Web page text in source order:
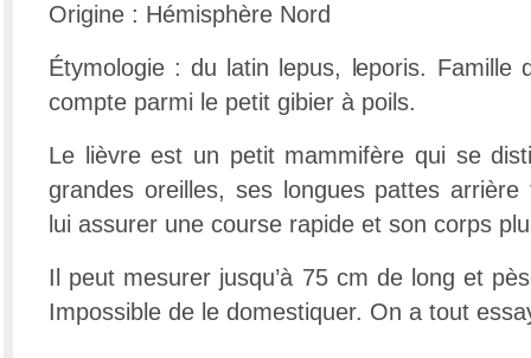
Origine : Hémisphère Nord
Étymologie : du latin lepus, leporis. Famille
compte parmi le petit gibier à poils.
Le lièvre est un petit mammifère qui se
grandes oreilles, ses longues pattes arrière
lui assurer une course rapide et son corps
Il peut mesurer jusqu’à 75 cm de long et
Impossible de le domestiquer. On a tout